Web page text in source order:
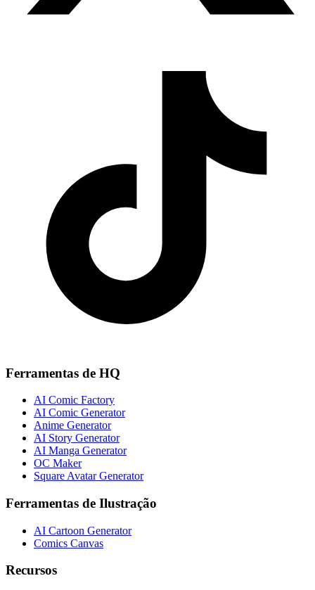
Ferramentas de HQ
AI Comic Factory
AI Comic Generator
Anime Generator
AI Story Generator
AI Manga Generator
OC Maker
Square Avatar Generator
Ferramentas de Ilustração
AI Cartoon Generator
Comics Canvas
Recursos